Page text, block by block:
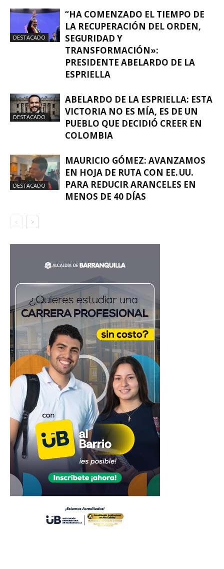
DESTACADO
“HA COMENZADO EL TIEMPO DE
LA RECUPERACIÓN DEL ORDEN,
SEGURIDAD Y
TRANSFORMACIÓN»:
PRESIDENTE ABELARDO DE LA
ESPRIELLA
DESTACADO
ABELARDO DE LA ESPRIELLA: ESTA
VICTORIA NO ES MÍA, ES DE UN
PUEBLO QUE DECIDIÓ CREER EN
COLOMBIA
DESTACADO
MAURICIO GÓMEZ: AVANZAMOS
EN HOJA DE RUTA CON EE. UU.
PARA REDUCIR ARANCELES EN
MENOS DE 40 DÍAS